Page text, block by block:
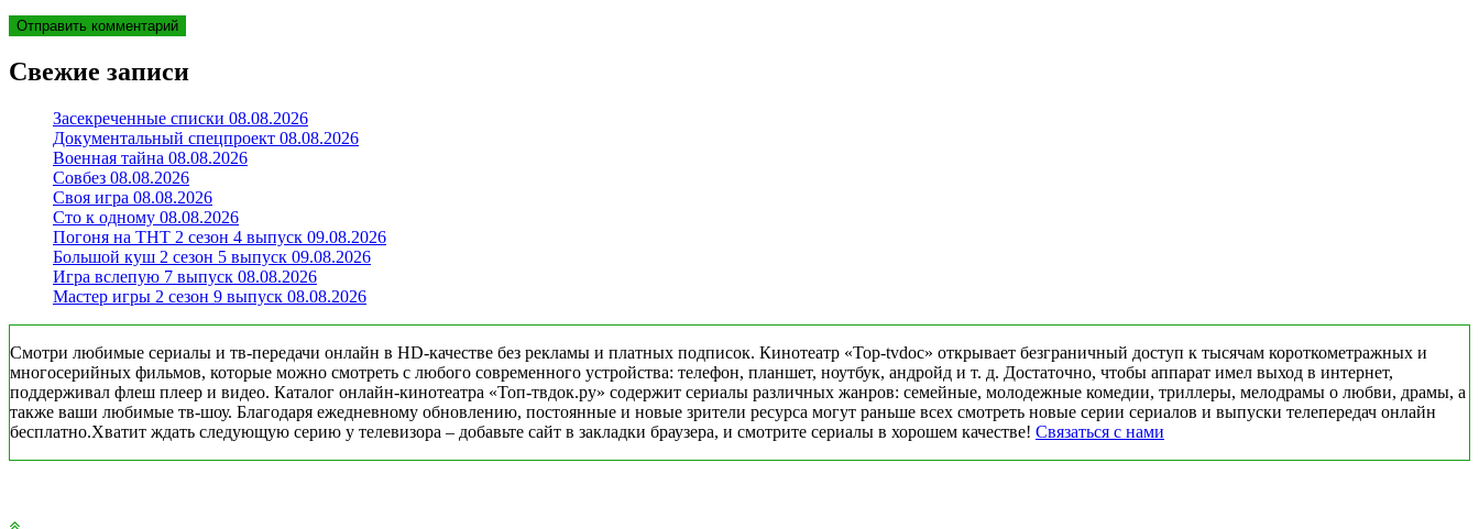
Свежие записи
Засекреченные списки 08.08.2026
Документальный спецпроект 08.08.2026
Военная тайна 08.08.2026
Совбез 08.08.2026
Своя игра 08.08.2026
Сто к одному 08.08.2026
Погоня на ТНТ 2 сезон 4 выпуск 09.08.2026
Большой куш 2 сезон 5 выпуск 09.08.2026
Игра вслепую 7 выпуск 08.08.2026
Мастер игры 2 сезон 9 выпуск 08.08.2026
Смотри любимые сериалы и тв-передачи онлайн в HD-качестве без рекламы и платных подписок. Кинотеатр «Top-tvdoc» открывает безграничный доступ к тысячам короткометражных и
многосерийных фильмов, которые можно смотреть с любого современного устройства: телефон, планшет, ноутбук, андройд и т. д. Достаточно, чтобы аппарат имел выход в интернет,
поддерживал флеш плеер и видео. Каталог онлайн-кинотеатра «Топ-твдок.ру» содержит сериалы различных жанров: семейные, молодежные комедии, триллеры, мелодрамы о любви, драмы, а
также ваши любимые тв-шоу. Благодаря ежедневному обновлению, постоянные и новые зрители ресурса могут раньше всех смотреть новые серии сериалов и выпуски телепередач онлайн
бесплатно.Хватит ждать следующую серию у телевизора – добавьте сайт в закладки браузера, и смотрите сериалы в хорошем качестве! Связаться с нами